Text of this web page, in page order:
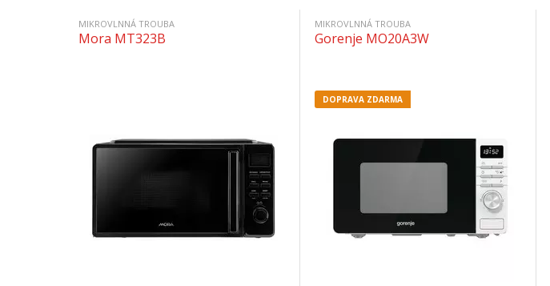
MIKROVLNNÁ TROUBA
Mora MT323B
MIKROVLNNÁ TROUBA
Gorenje MO20A3W
DOPRAVA ZDARMA